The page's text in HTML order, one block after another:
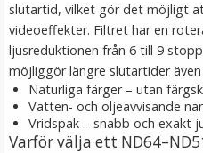
LÄGG I
slutartid, vilket gör det möjligt
videoeffekter. Filtret har en
ljusreduktionen från 6 till 9
möjliggör längre slutartider
Naturliga färger – utan
Vatten- och oljeavvisande
Vridspak – snabb och exakt
Varför välja ett